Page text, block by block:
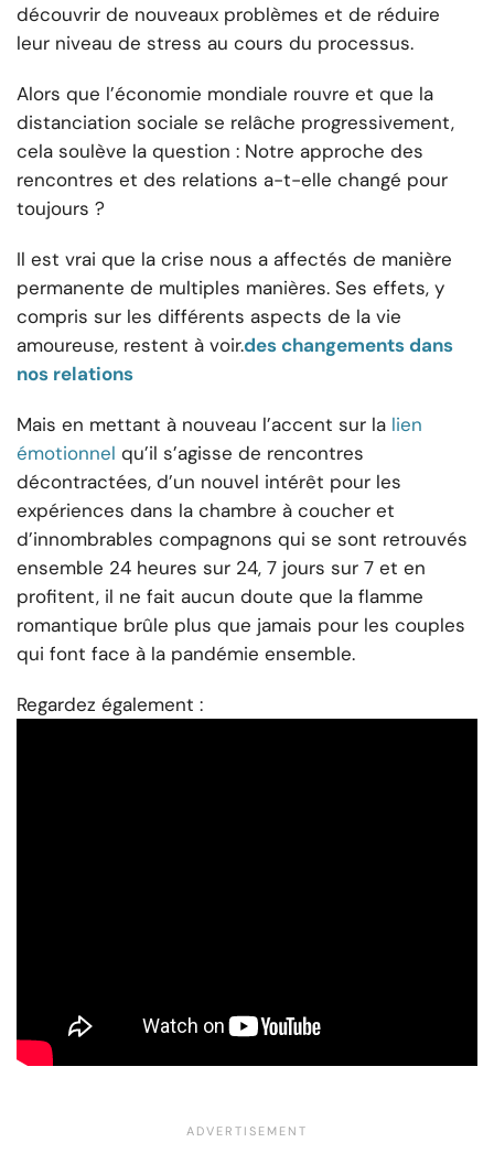
découvrir de nouveaux problèmes et de réduire
leur niveau de stress au cours du processus.
Alors que l’économie mondiale rouvre et que la
distanciation sociale se relâche progressivement,
cela soulève la question : Notre approche des
rencontres et des relations a-t-elle changé pour
toujours ?
Il est vrai que la crise nous a affectés de manière
permanente de multiples manières. Ses effets, y
compris sur les différents aspects de la vie
amoureuse, restent à voir.des changements dans
nos relations
Mais en mettant à nouveau l’accent sur la lien
émotionnel qu’il s’agisse de rencontres
décontractées, d’un nouvel intérêt pour les
expériences dans la chambre à coucher et
d’innombrables compagnons qui se sont retrouvés
ensemble 24 heures sur 24, 7 jours sur 7 et en
profitent, il ne fait aucun doute que la flamme
romantique brûle plus que jamais pour les couples
qui font face à la pandémie ensemble.
Regardez également :